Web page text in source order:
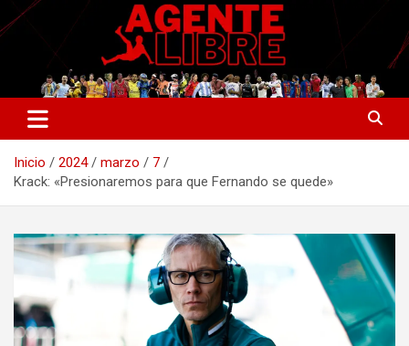
Saltar
al
Agente Libre Digital
La nueva generación del periodismo deportivo.
Inicio 2024 marzo
7
Krack: «Presionaremos para que Fernando se quede»